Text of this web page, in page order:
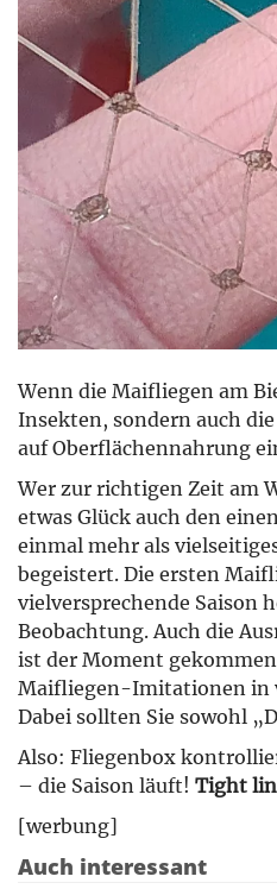
Wenn die Maifliegen am
Insekten, sondern auch
auf Oberflächennahrung
Wer zur richtigen Zeit am
etwas Glück auch den
einmal mehr als
begeistert. Die ersten
vielversprechende Saison
Beobachtung. Auch die
ist der Moment
Maifliegen-Imitationen in
Dabei sollten Sie sowohl
Also: Fliegenbox
– die Saison läuft! Tight
[werbung]
Auch interessant